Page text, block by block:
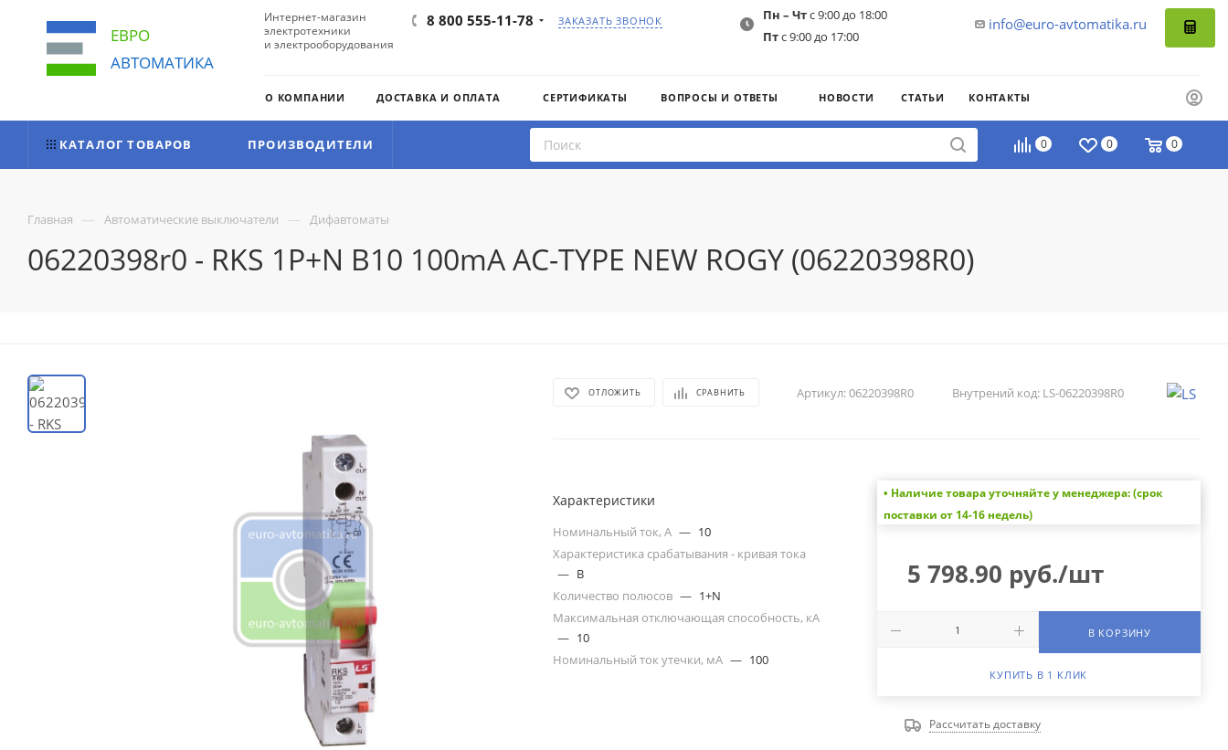
ЕВРО
АВТОМАТИКА
Интернет-магазин
электротехники
и электрооборудования
8 800 555-11-78 ЗАКАЗАТЬ ЗВОНОК info@euro-avtomatika.ru
Пн – Чтс 9:00 до 18:00
Птс 9:00 до 17:00
О КОМПАНИИ ДОСТАВКА И ОПЛАТА СЕРТИФИКАТЫ ВОПРОСЫ И ОТВЕТЫ НОВОСТИ СТАТЬИ КОНТАКТЫ
0 0 0
КАТАЛОГ ТОВАРОВ ПРОИЗВОДИТЕЛИ
Главная — Автоматические выключатели — Дифавтоматы
06220398r0 - RKS 1P+N B10 100mA AC-TYPE NEW ROGY (06220398R0)
ОТЛОЖИТЬ СРАВНИТЬ Артикул:06220398R0 Внутрений код: LS-06220398R0
Характеристики
Номинальный ток, А — 10
Характеристика срабатывания - кривая тока
— B
Количество полюсов — 1+N
Максимальная отключающая способность, кА
— 10
Номинальный ток утечки, мА — 100
• Наличие товара уточняйте у менеджера: (срок
поставки от 14-16 недель)
5 798.90 руб./шт
В КОРЗИНУ
КУПИТЬ В 1 КЛИК
Рассчитать доставку